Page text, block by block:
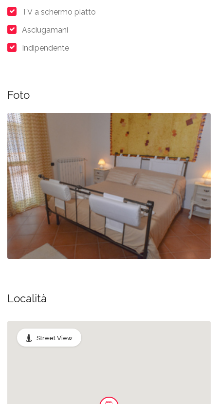
TV a schermo piatto
Asciugamani
Indipendente
Foto
Località
Street View